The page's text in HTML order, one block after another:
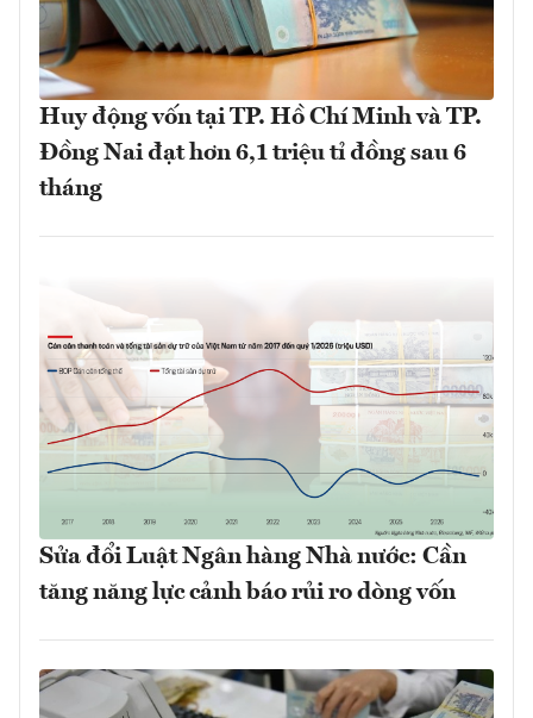
Huy động vốn tại TP. Hồ Chí Minh và TP.
Đồng Nai đạt hơn 6,1 triệu tỉ đồng sau 6
tháng
Sửa đổi Luật Ngân hàng Nhà nước: Cần
tăng năng lực cảnh báo rủi ro dòng vốn